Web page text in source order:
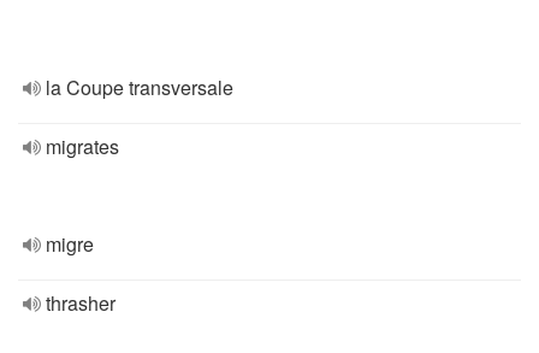
la Coupe transversale
migrates
migre
thrasher